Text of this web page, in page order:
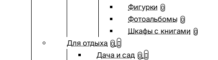
Фигурки 0
Фотоальбомы 0
Шкафы с книгами 0
Для отдыха 0
Дача и сад 0